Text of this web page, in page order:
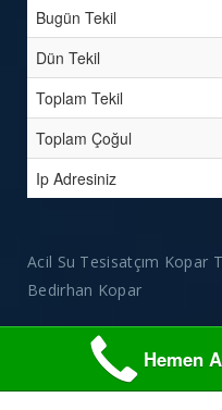
Bugün Tekil
Dün Tekil
Toplam Tekil
Toplam Çoğul
Ip Adresiniz
Acil Su Tesisatçım Kopar
Bedirhan Kopar
Hemen